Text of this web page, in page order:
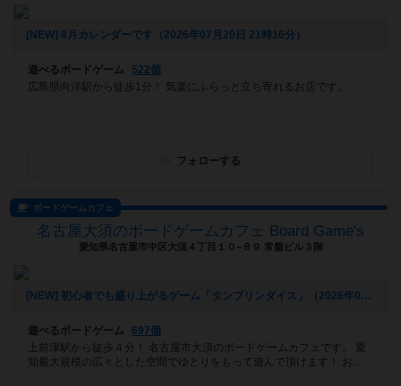
[NEW] 8月カレンダーです（2026年07月20日 21時16分）
遊べるボードゲーム
522個
広島県向洋駅から徒歩1分！ 気楽にふらっと立ち寄れるお店です。
フォローする
ボードゲームカフェ
名古屋大須のボードゲームカフェ Board Game's
愛知県名古屋市中区大須４丁目１０−８９ 常盤ビル３階
[NEW] 初心者でも盛り上がるゲーム「タンブリンダイス」（2026年07月17日 14時05分）
遊べるボードゲーム
697個
上前津駅から徒歩４分！ 名古屋市大須のボードゲームカフェです。 愛
知最大規模の広々とした空間でゆとりをもって遊んで頂けます！ お...